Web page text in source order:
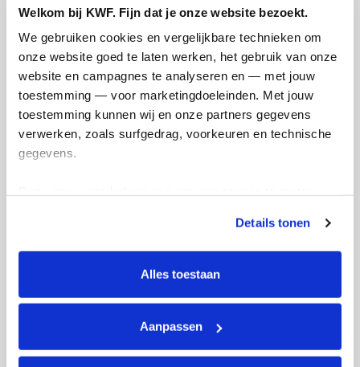
Welkom bij KWF. Fijn dat je onze website bezoekt.
We gebruiken cookies en vergelijkbare technieken om
onze website goed te laten werken, het gebruik van onze
website en campagnes te analyseren en — met jouw
toestemming — voor marketingdoeleinden. Met jouw
toestemming kunnen wij en onze partners gegevens
verwerken, zoals surfgedrag, voorkeuren en technische
gegevens.
tonen. Je kunt je toestemming op elk moment wijzigen of
intrekken via Cookie instellingen onderaan de pagina. De
lijst met cookies is te vinden in het tabblad “details”.
Details tonen
Alles toestaan
Aanpassen
Ik wil bijdragen aan de transactiekosten
en betaal €0.75 extra.
Doneer nu
Streefbedrag
Daphne's badges